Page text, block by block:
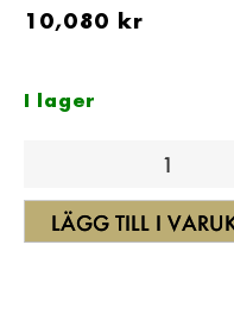
10,080 kr
I lager
LÄGG TILL I